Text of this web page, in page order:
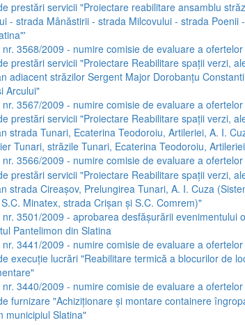
prestări servicii "Proiectare reabilitare ansamblu
- strada Mânăstirii - strada Milcovului - strada Poenii
nr. 3568/2009 - numire comisie de evaluare a
prestări servicii "Proiectare Reabilitare spaţii verzi,
adiacent străzilor Sergent Major Dorobanţu
Arcului"
nr. 3567/2009 - numire comisie de evaluare a
prestări servicii "Proiectare Reabilitare spaţii verzi,
strada Tunari, Ecaterina Teodoroiu, Artileriei, A. I.
Tunari, străzile Tunari, Ecaterina Teodoroiu,
nr. 3566/2009 - numire comisie de evaluare a
prestări servicii "Proiectare Reabilitare spaţii verzi,
strada Cireaşov, Prelungirea Tunari, A. I. Cuza
Minatex, strada Crişan şi S.C. Comrem)"
nr. 3501/2009 - aprobarea desfăşurării evenimentului
Pantelimon din Slatina
nr. 3441/2009 - numire comisie de evaluare a
execuţie lucrări "Reabilitare termică a blocurilor de
nr. 3440/2009 - numire comisie de evaluare a
furnizare "Achiziţionare şi montare containere
municipiul Slatina"